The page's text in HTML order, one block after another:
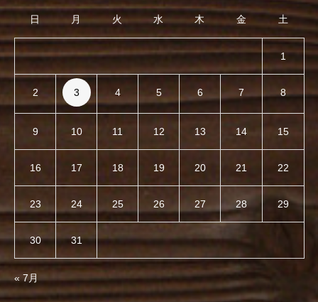
日 月 火 水 木 金 土
1
2 3 4 5 6 7 8
9 10 11 12 13 14 15
16 17 18 19 20 21 22
23 24 25 26 27 28 29
30 31
« 7月